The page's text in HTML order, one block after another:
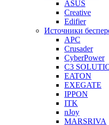
ASUS
Creative
Edifier
Источники
APC
Crusader
CyberPower
C3
EATON
EXEGATE
IPPON
ITK
nJoy
MARSRIVA